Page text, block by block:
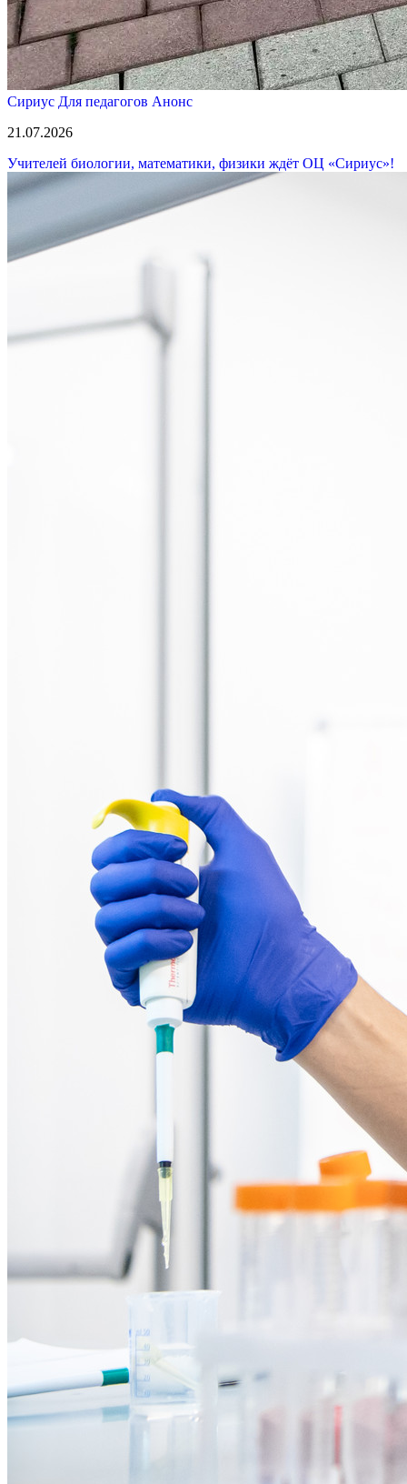
Сириус Для педагогов Анонс
21.07.2026
Учителей биологии, математики, физики ждёт ОЦ «Сириус»!